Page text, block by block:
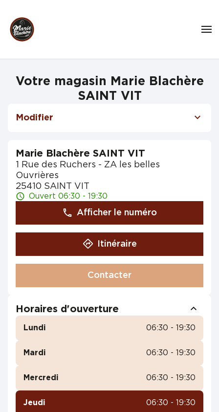
Votre magasin Marie Blachère
SAINT VIT
Modifier
Marie Blachère SAINT VIT
1 Rue des Ruchers - ZA les belles
Ouvrières
25410 SAINT VIT
Ouvert 06:30 - 19:30
Afficher le numéro
Itinéraire
Contacter
Horaires d'ouverture
Lundi 06:30 - 19:30
Mardi 06:30 - 19:30
Mercredi 06:30 - 19:30
Jeudi 06:30 - 19:30